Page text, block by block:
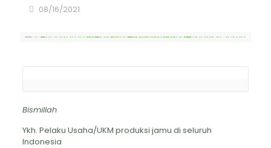
08/16/2021
Bismillah
Ykh. Pelaku Usaha/UKM produksi jamu di seluruh
Indonesia